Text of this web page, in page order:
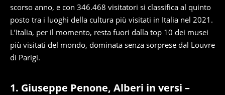
scorso anno, e con 346.468 visitatori si classifica al quinto
posto tra i luoghi della cultura più visitati in Italia nel 2021.
L’Italia, per il momento, resta fuori dalla top 10 dei musei
più visitati del mondo, dominata senza sorprese dal Louvre
di Parigi.
1. Giuseppe Penone, Alberi in versi –